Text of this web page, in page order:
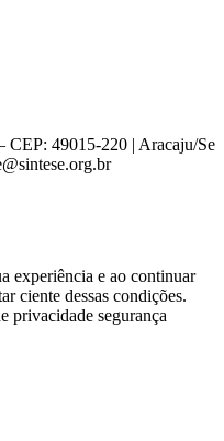
CEP: 49015-220 | Aracaju/Se
experiência e ao continuar
ciente dessas condições.
privacidade segurança